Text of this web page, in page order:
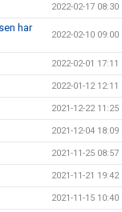
2022-02-17 08:30
har
2022-02-10 09:00
2022-02-01 17:11
2022-01-12 12:11
2021-12-22 11:25
2021-12-04 18:09
2021-11-25 08:57
2021-11-21 19:42
2021-11-15 10:40